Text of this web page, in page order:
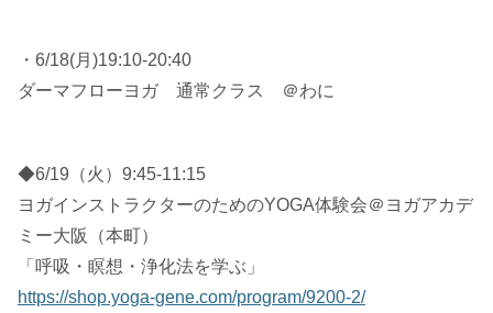
・6/18(月)19:10-20:40
ダーマフローヨガ 通常クラス ＠わに
◆6/19（火）9:45-11:15
ヨガインストラクターのためのYOGA体験会＠ヨガアカデ
ミー大阪（本町）
「呼吸・瞑想・浄化法を学ぶ」
https://shop.yoga-gene.com/program/9200-2/